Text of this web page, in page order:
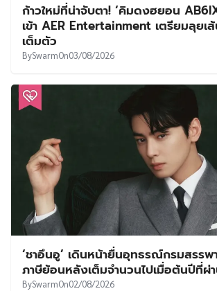
ก้าวใหม่ที่น่าจับตา! ‘คิมดงฮยอน
เข้า AER Entertainment เตรียมลุยเ
เต็มตัว
BySwarmOn03/08/2026
‘ชาอึนอู’ เดินหน้ายื่นอุทธรณ์กรมสรรพ
ภาษีย้อนหลังเต็มจำนวนไปเมื่อต้นปีที่ผ่
BySwarmOn02/08/2026